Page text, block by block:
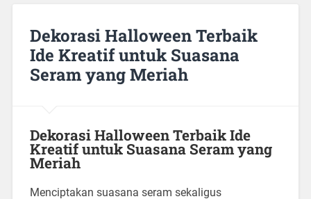
Dekorasi Halloween Terbaik
Ide Kreatif untuk Suasana
Seram yang Meriah
Dekorasi Halloween Terbaik Ide
Kreatif untuk Suasana Seram yang
Meriah
Menciptakan suasana seram sekaligus